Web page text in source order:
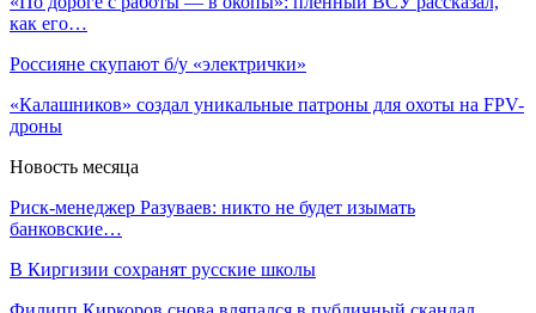
как его…
Россияне скупают б/у «электрички»
«Калашников» создал уникальные патроны для охоты на FPV-
дроны
Новость месяца
Риск-менеджер Разуваев: никто не будет изымать
банковские…
В Киргизии сохранят русские школы